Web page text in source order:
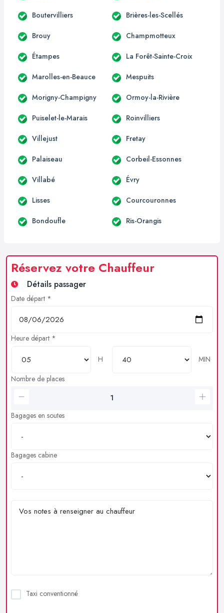
Boutervilliers Brières-les-Scellés
Brouy Champmotteux
Étampes La Forêt-Sainte-Croix
Marolles-en-Beauce Mespuits
Morigny-Champigny Ormoy-la-Rivière
Puiselet-le-Marais Roinvilliers
Villejust Fretay
Palaiseau Corbeil-Essonnes
Villabé Évry
Lisses Courcouronnes
Bondoufle Ris-Orangis
Réservez votre Chauffeur
Détails passager
Date départ *
Heure départ *
H
MIN
Nombre de places
Bagages en soutes
Bagages cabine
Taxi conventionné